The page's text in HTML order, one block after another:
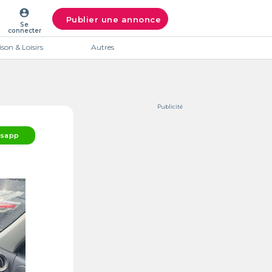
account_circle
Se
connecter
Publier une annonce
& Loisirs Autres
Publicité